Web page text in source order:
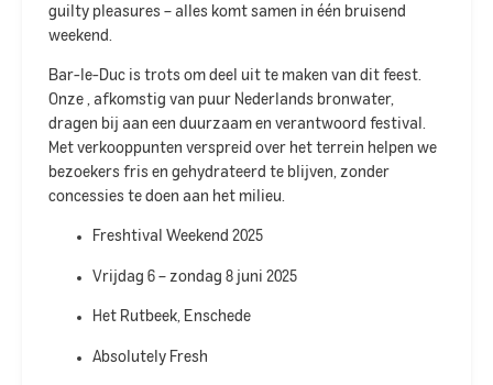
guilty pleasures – alles komt samen in één bruisend
weekend.
Bar-le-Duc is trots om deel uit te maken van dit feest.
Onze , afkomstig van puur Nederlands bronwater,
dragen bij aan een duurzaam en verantwoord festival.
Met verkooppunten verspreid over het terrein helpen we
bezoekers fris en gehydrateerd te blijven, zonder
concessies te doen aan het milieu.
Freshtival Weekend 2025
Vrijdag 6 – zondag 8 juni 2025
Het Rutbeek, Enschede
Absolutely Fresh